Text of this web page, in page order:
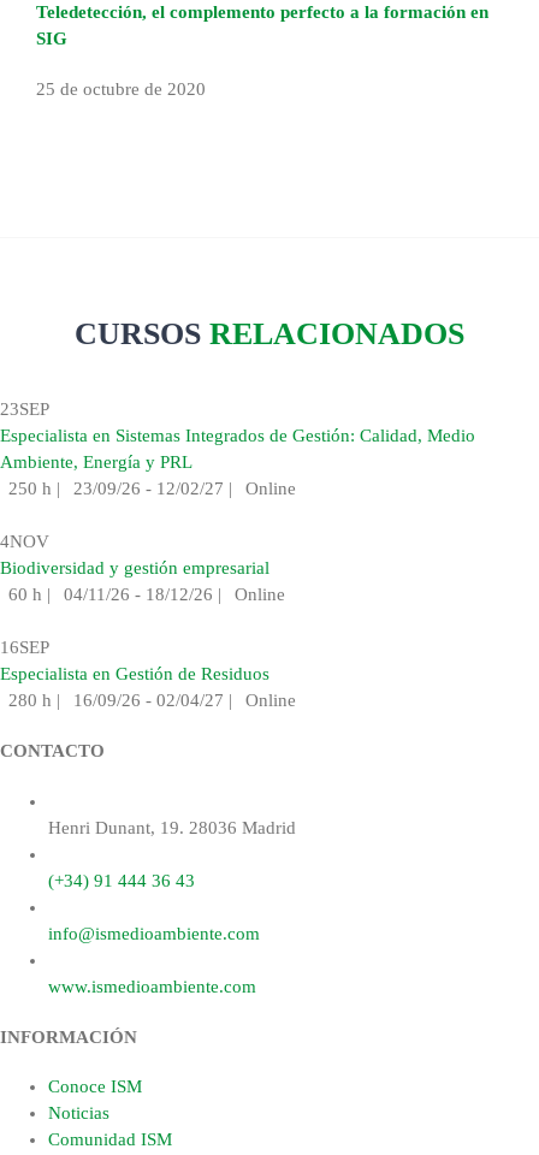
Teledetección, el complemento perfecto a la formación en
SIG
25 de octubre de 2020
CURSOS RELACIONADOS
23SEP
Especialista en Sistemas Integrados de Gestión: Calidad, Medio
Ambiente, Energía y PRL
250 h | 23/09/26 - 12/02/27 | Online
4NOV
Biodiversidad y gestión empresarial
60 h | 04/11/26 - 18/12/26 | Online
16SEP
Especialista en Gestión de Residuos
280 h | 16/09/26 - 02/04/27 | Online
CONTACTO
Henri Dunant, 19. 28036 Madrid
(+34) 91 444 36 43
info@ismedioambiente.com
www.ismedioambiente.com
INFORMACIÓN
Conoce ISM
Noticias
Comunidad ISM